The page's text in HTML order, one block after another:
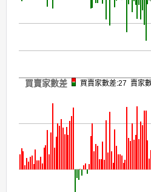
買賣家數差 買賣家數差:27 賣家